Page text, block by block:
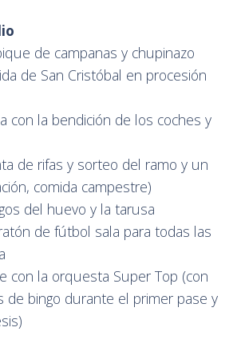
de campanas y chupinazo
de San Cristóbal en procesión
con la bendición de los coches y
de rifas y sorteo del ramo y un
comida campestre)
del huevo y la tarusa
de fútbol sala para todas las
con la orquesta Super Top (con
de bingo durante el primer pase y